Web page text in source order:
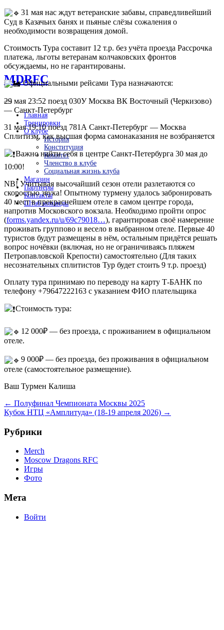
MDRFC
Главная
Тренировки
О клубе
История
Конституция
Комитет
Членство в клубе
Социальная жизнь клуба
Магазин
Партнеры
Контакты
Штаб команды
31 мая нас ждут ветеранские забавы, справедливейший
Суд в Казачьих банях и пьяные слёзы сожаления о
необходимости возвращения домой.
Стоимость Тура составит 12 т.р. без учёта проезда Рассрочка
платежа, льготы ветеранам колчаковских фронтов
обсуждаемы, но не гарантированы.
Официальными рейсами Тура назначаются:
29 мая 23:52 поезд 030У Москва ВК Восточный (Черкизово)
— Санкт-Петербург
31 мая 19:10 поезд 781А Санкт-Петербург — Москва
Сплитизм, как высшая форма самонаказания не возбраняется
️Важно найти себя в центре Санкт-Петербурга 30 мая до
10:00!
NB! Учитывая высочайший сезон отели разлетаются со
скоростью звука! Опытному турмену удалось забронировать
40 мест в прекраснейшем отеле в самом центре города,
напротив Московского вокзала. Необходимо пройти опрос
(forms.yandex.ru/u/69c79018…), гарантировав своё намерение
проживать группово и весело в выбранном отеле. Первые 40
туристов будут размещены в нём, остальным придётся решать
вопрос ночёвки (включая, но не ограничиваясь пляжем
Петропавловской Крепости) самостоятельно (Для таких
несознательных сплитистов Тур будет стоить 9 т.р. проезд)
Оплату тура принимаю по переводу на карту Т-БАНК по
телефону +79647222163 с указанием ФИО плательщика
️Стоимость тура:
12 000₽ — без проезда, с проживанием в официальном
отеле.
9 000₽ — без проезда, без проживания в официальном
отеле (самостоятельное размещение).
Ваш Турмен Калиша
Навигация
по
← Полуфинал Чемпионата Москвы 2025
Кубок НТЦ «Амплитуда» (18-19 апреля 2026) →
Рубрики
Merch
Moscow Dragons RFC
Игры
Фото
Мета
Войти